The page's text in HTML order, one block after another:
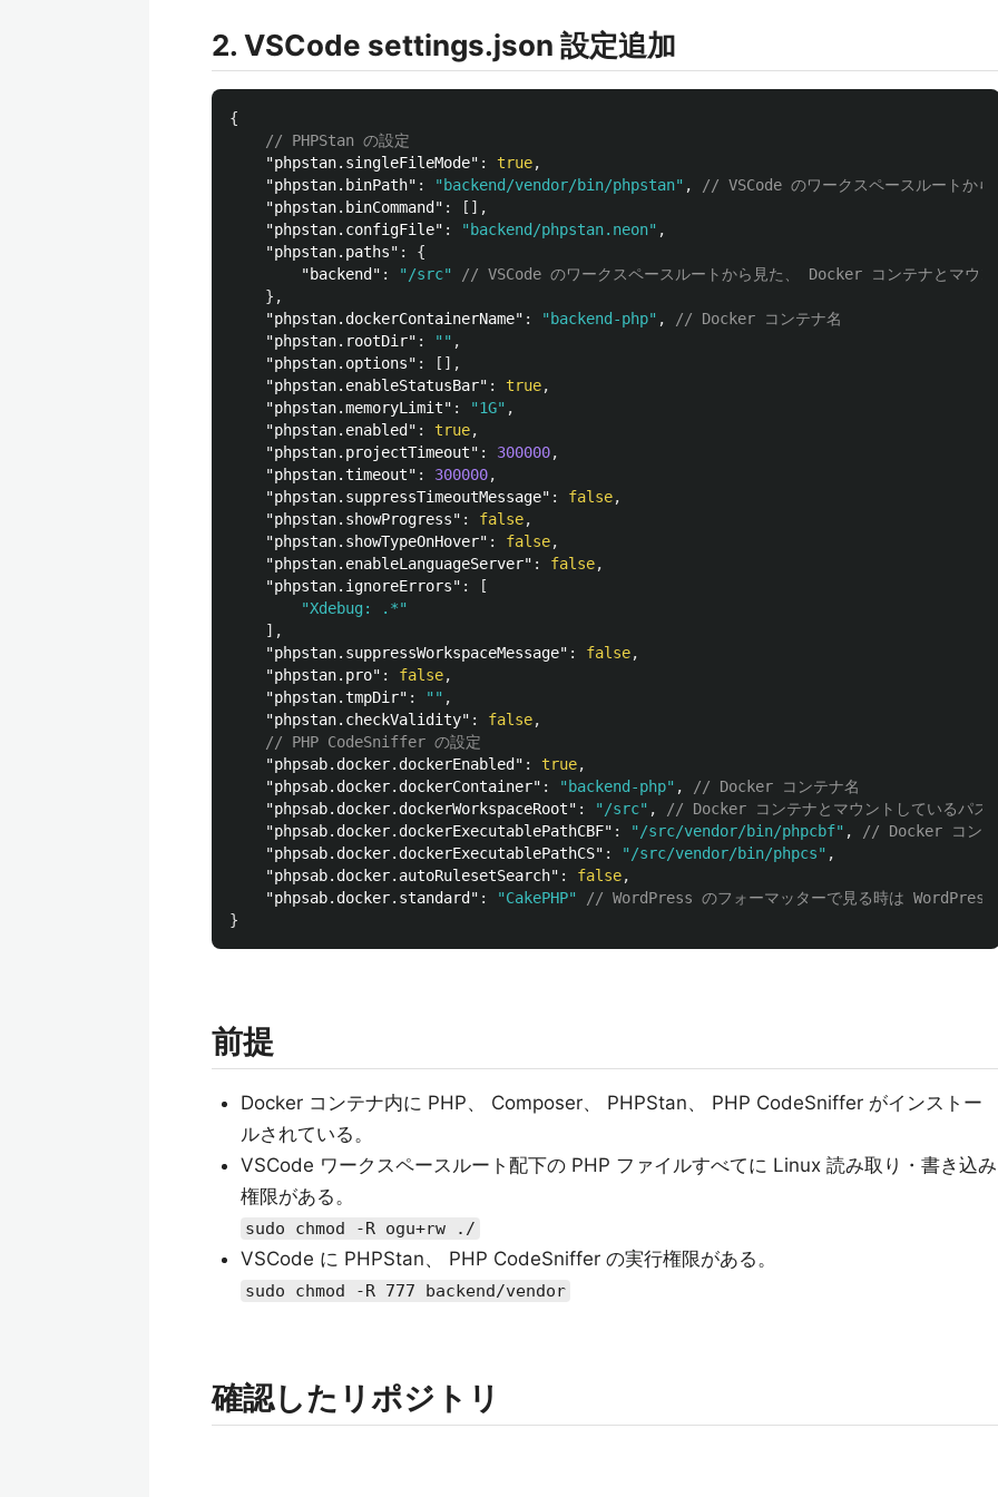
2. VSCode settings.json 設定追加
{
// PHPStan の設定
"phpstan.singleFileMode" : true,
"phpstan.binPath" : "backend/vendor/bin/phpstan" ,
// VSCode のワークスペースルートから
"phpstan.binCommand" :
[],
"phpstan.configFile" : "backend/phpstan.neon" ,
"phpstan.paths" :
{
"backend" : "/src"
// VSCode のワークスペースルートから見た、 Docker コンテナとマウン
},
"phpstan.dockerContainerName" : "backend-php" ,
// Docker コンテナ名
"phpstan.rootDir" : "" ,
"phpstan.options" :
[],
"phpstan.enableStatusBar" : true,
"phpstan.memoryLimit" : "1G" ,
"phpstan.enabled" : true,
"phpstan.projectTimeout" : 300000,
"phpstan.timeout" : 300000,
"phpstan.suppressTimeoutMessage" : false,
"phpstan.showProgress" : false,
"phpstan.showTypeOnHover" : false,
"phpstan.enableLanguageServer" : false,
"phpstan.ignoreErrors" :
[
"Xdebug: .*"
],
"phpstan.suppressWorkspaceMessage" : false,
"phpstan.pro" : false,
"phpstan.tmpDir" : "" ,
"phpstan.checkValidity" : false,
// PHP CodeSniffer の設定
"phpsab.docker.dockerEnabled" : true,
"phpsab.docker.dockerContainer" : "backend-php" ,
// Docker コンテナ名
"phpsab.docker.dockerWorkspaceRoot" : "/src" ,
// Docker コンテナとマウントしているパス
"phpsab.docker.dockerExecutablePathCBF" : "/src/vendor/bin/phpcbf" ,
// Docker コンテ
"phpsab.docker.dockerExecutablePathCS" : "/src/vendor/bin/phpcs" ,
"phpsab.docker.autoRulesetSearch" : false,
"phpsab.docker.standard" : "CakePHP"
// WordPress のフォーマッターで見る時は WordPress
}
前提
Docker コンテナ内に PHP、 Composer、 PHPStan、 PHP CodeSniffer がインストー
ルされている。
VSCode ワークスペースルート配下の PHP ファイルすべてに Linux 読み取り・書き込み
権限がある。
sudo chmod -R ogu+rw ./
VSCode に PHPStan、 PHP CodeSniffer の実行権限がある。
sudo chmod -R 777 backend/vendor
確認したリポジトリ